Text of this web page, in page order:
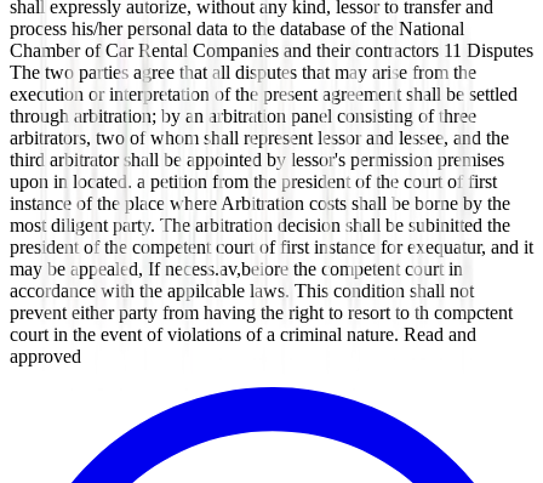
shall expressly autorize, without any kind, lessor to transfer and
process his/her personal data to the database of the National
Chamber of Car Rental Companies and their contractors 11 Disputes
The two parties agree that all disputes that may arise from the
execution or interpretation of the present agreement shall be settled
through arbitration; by an arbitration panel consisting of three
arbitrators, two of whom shall represent lessor and lessee, and the
third arbitrator shall be appointed by lessor's permission premises
upon in located. a petition from the president of the court of first
instance of the place where Arbitration costs shall be borne by the
most diligent party. The arbitration decision shall be subinitted the
president of the competent court of first instance for exequatur, and it
may be appealed, If necess.av,beiore the competent court in
accordance with the appilcable laws. This condition shall not
prevent either party from having the right to resort to th compctent
court in the event of violations of a criminal nature. Read and
approved